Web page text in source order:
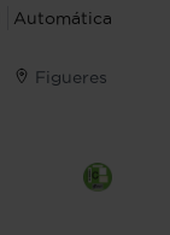
Automática
Figueres